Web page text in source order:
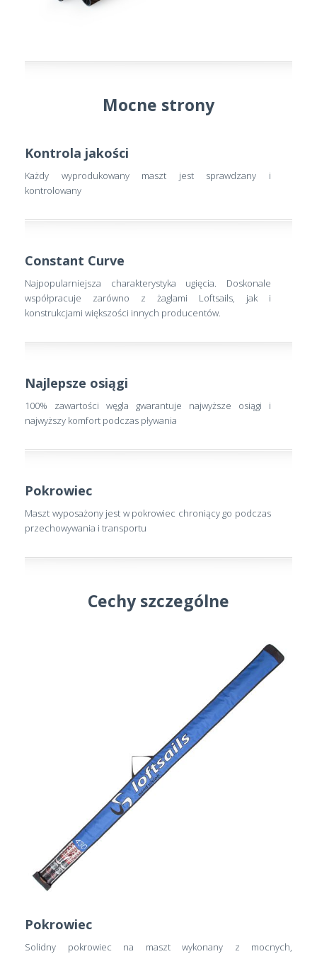
Mocne strony
Kontrola jakości
Każdy wyprodukowany maszt jest sprawdzany i
kontrolowany
Constant Curve
Najpopularniejsza charakterystyka ugięcia. Doskonale
współpracuje zarówno z żaglami Loftsails, jak i
konstrukcjami większości innych producentów.
Najlepsze osiągi
100% zawartości węgla gwarantuje najwyższe osiągi i
najwyższy komfort podczas pływania
Pokrowiec
Maszt wyposażony jest w pokrowiec chroniący go podczas
przechowywania i transportu
Cechy szczególne
Pokrowiec
Solidny pokrowiec na maszt wykonany z mocnych,